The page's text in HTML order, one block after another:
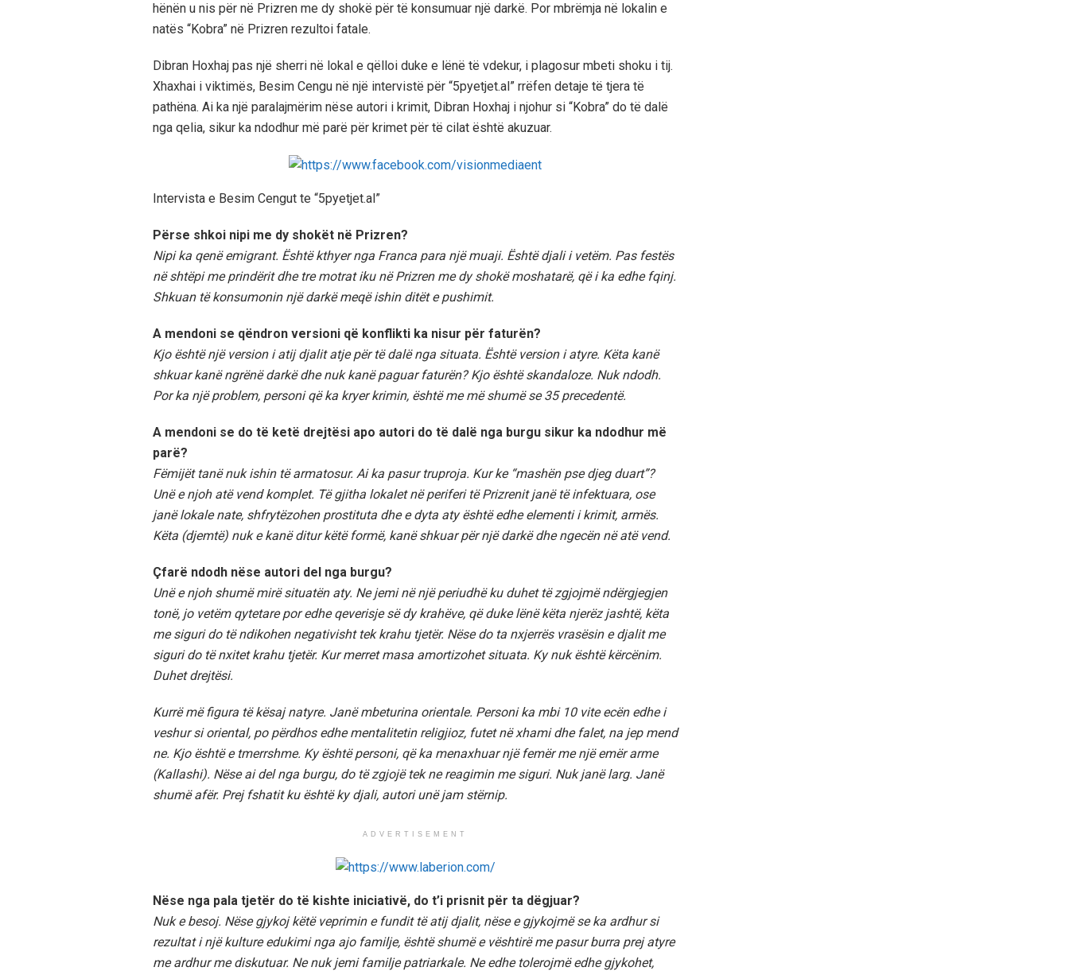
hënën u nis për në Prizren me dy shokë për të konsumuar një darkë. Por mbrëmja në lokalin e
natës “Kobra” në Prizren rezultoi fatale.
Dibran Hoxhaj pas një sherri në lokal e qëlloi duke e lënë të vdekur, i plagosur mbeti shoku i tij.
Xhaxhai i viktimës, Besim Cengu në një intervistë për “5pyetjet.al” rrëfen detaje të tjera të
pathëna. Ai ka një paralajmërim nëse autori i krimit, Dibran Hoxhaj i njohur si “Kobra” do të dalë
nga qelia, sikur ka ndodhur më parë për krimet për të cilat është akuzuar.
Intervista e Besim Cengut te “5pyetjet.al”
Përse shkoi nipi me dy shokët në Prizren?
Nipi ka qenë emigrant. Është kthyer nga Franca para një muaji. Është djali i vetëm. Pas festës
në shtëpi me prindërit dhe tre motrat iku në Prizren me dy shokë moshatarë, që i ka edhe fqinj.
Shkuan të konsumonin një darkë meqë ishin ditët e pushimit.
A mendoni se qëndron versioni që konflikti ka nisur për faturën?
Kjo është një version i atij djalit atje për të dalë nga situata. Është version i atyre. Këta kanë
shkuar kanë ngrënë darkë dhe nuk kanë paguar faturën? Kjo është skandaloze. Nuk ndodh.
Por ka një problem, personi që ka kryer krimin, është me më shumë se 35 precedentë.
A mendoni se do të ketë drejtësi apo autori do të dalë nga burgu sikur ka ndodhur më
parë?
Fëmijët tanë nuk ishin të armatosur. Ai ka pasur truproja. Kur ke “mashën pse djeg duart”?
Unë e njoh atë vend komplet. Të gjitha lokalet në periferi të Prizrenit janë të infektuara, ose
janë lokale nate, shfrytëzohen prostituta dhe e dyta aty është edhe elementi i krimit, armës.
Këta (djemtë) nuk e kanë ditur këtë formë, kanë shkuar për një darkë dhe ngecën në atë vend.
Çfarë ndodh nëse autori del nga burgu?
Unë e njoh shumë mirë situatën aty. Ne jemi në një periudhë ku duhet të zgjojmë ndërgjegjen
tonë, jo vetëm qytetare por edhe qeverisje së dy krahëve, që duke lënë këta njerëz jashtë, këta
me siguri do të ndikohen negativisht tek krahu tjetër. Nëse do ta nxjerrës vrasësin e djalit me
siguri do të nxitet krahu tjetër. Kur merret masa amortizohet situata. Ky nuk është kërcënim.
Duhet drejtësi.
Kurrë më figura të kësaj natyre. Janë mbeturina orientale. Personi ka mbi 10 vite ecën edhe i
veshur si oriental, po përdhos edhe mentalitetin religjioz, futet në xhami dhe falet, na jep mend
ne. Kjo është e tmerrshme. Ky është personi, që ka menaxhuar një femër me një emër arme
(Kallashi). Nëse ai del nga burgu, do të zgjojë tek ne reagimin me siguri. Nuk janë larg. Janë
shumë afër. Prej fshatit ku është ky djali, autori unë jam stërnip.
ADVERTISEMENT
Nëse nga pala tjetër do të kishte iniciativë, do t’i prisnit për ta dëgjuar?
Nuk e besoj. Nëse gjykoj këtë veprimin e fundit të atij djalit, nëse e gjykojmë se ka ardhur si
rezultat i një kulture edukimi nga ajo familje, është shumë e vështirë me pasur burra prej atyre
me ardhur me diskutuar. Ne nuk jemi familje patriarkale. Ne edhe tolerojmë edhe gjykohet,